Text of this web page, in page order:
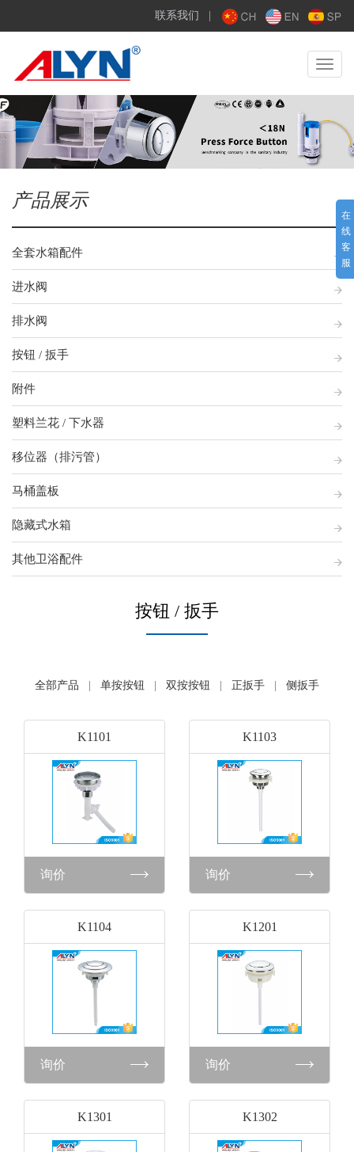
联系我们
Toggle
产品展示
全套水箱配件
进水阀
排水阀
按钮 / 扳手
附件
塑料兰花 / 下水器
移位器（排污管）
马桶盖板
隐藏式水箱
其他卫浴配件
按钮 / 扳手
全部产品 | 单按按钮 | 双按按钮 | 正扳手 | 侧扳手
K1101
询价
K1103
询价
K1104
询价
K1201
询价
K1301 K1302
在
线
客
服